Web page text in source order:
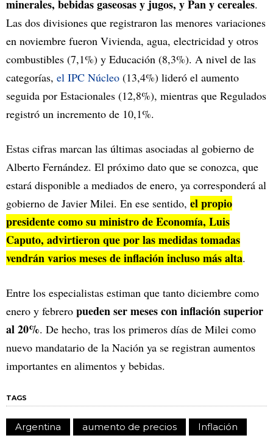
minerales, bebidas gaseosas y jugos, y Pan y cereales.
Las dos divisiones que registraron las menores variaciones
en noviembre fueron Vivienda, agua, electricidad y otros
combustibles (7,1%) y Educación (8,3%). A nivel de las
categorías, el IPC Núcleo (13,4%) lideró el aumento
seguida por Estacionales (12,8%), mientras que Regulados
registró un incremento de 10,1%.
Estas cifras marcan las últimas asociadas al gobierno de
Alberto Fernández. El próximo dato que se conozca, que
estará disponible a mediados de enero, ya corresponderá al
gobierno de Javier Milei. En ese sentido, el propio
presidente como su ministro de Economía, Luis
Caputo, advirtieron que por las medidas tomadas
vendrán varios meses de inflación incluso más alta.
Entre los especialistas estiman que tanto diciembre como
enero y febrero pueden ser meses con inflación superior
al 20%. De hecho, tras los primeros días de Milei como
nuevo mandatario de la Nación ya se registran aumentos
importantes en alimentos y bebidas.
TAGS
Argentina aumento de precios Inflación